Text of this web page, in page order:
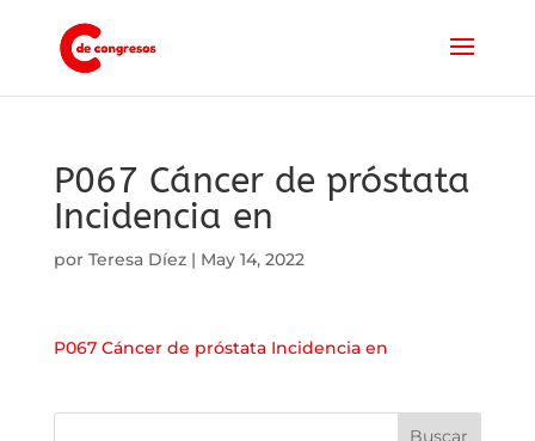
P067 Cáncer de próstata
Incidencia en
por Teresa Díez| May 14, 2022
P067 Cáncer de próstata Incidencia en